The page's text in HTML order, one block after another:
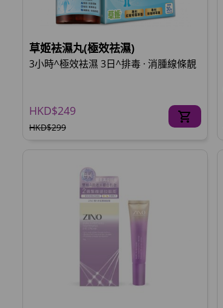
草姬袪濕丸(極效祛濕)
3小時^極效袪濕 3日^排毒 · 消腫線條靚
HKD$249
HKD$299